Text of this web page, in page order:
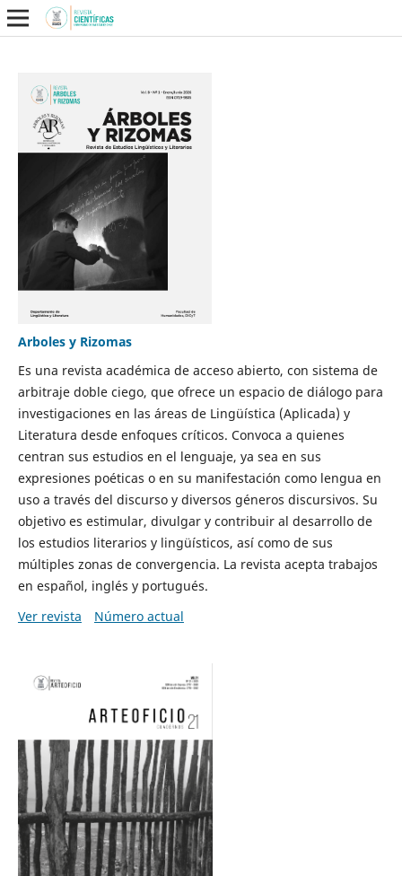
Arboles y Rizomas
Es una revista académica de acceso abierto, con sistema de
arbitraje doble ciego, que ofrece un espacio de diálogo para
investigaciones en las áreas de Lingüística (Aplicada) y
Literatura desde enfoques críticos. Convoca a quienes
centran sus estudios en el lenguaje, ya sea en sus
expresiones poéticas o en su manifestación como lengua en
uso a través del discurso y diversos géneros discursivos. Su
objetivo es estimular, divulgar y contribuir al desarrollo de
los estudios literarios y lingüísticos, así como de sus
múltiples zonas de convergencia. La revista acepta trabajos
en español, inglés y portugués.
Ver revista
Número actual